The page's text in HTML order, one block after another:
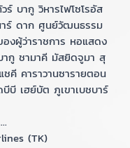
ร์ บากู วิหารไฟโซโรอัส
าร์ ดาก ศูนย์วัฒนธรรม
งผู้ว่าราชการ หอแสดง
ากู ชามาคี มัสยิดจูมา สุ
คี คาราวานซารายตอน
บี เฮย์บัต ภูเขาเบชบาร์
(TK)